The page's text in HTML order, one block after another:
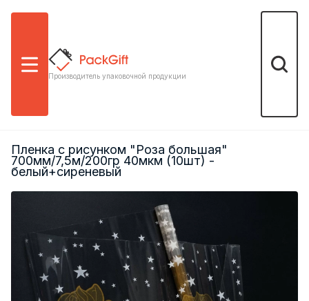
Меню
Производитель упаковочной продукции
Поиск
Пленка с рисунком "Роза большая"
700мм/7,5м/200гр 40мкм (10шт) -
белый+сиреневый